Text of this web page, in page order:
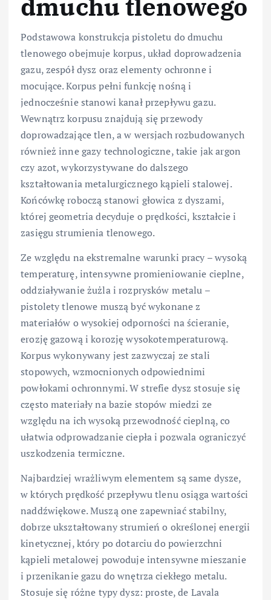
dmuchu tlenowego
Podstawowa konstrukcja pistoletu do dmuchu
tlenowego obejmuje korpus, układ doprowadzenia
gazu, zespół dysz oraz elementy ochronne i
mocujące. Korpus pełni funkcję nośną i
jednocześnie stanowi kanał przepływu gazu.
Wewnątrz korpusu znajdują się przewody
doprowadzające tlen, a w wersjach rozbudowanych
również inne gazy technologiczne, takie jak argon
czy azot, wykorzystywane do dalszego
kształtowania metalurgicznego kąpieli stalowej.
Końcówkę roboczą stanowi głowica z dyszami,
której geometria decyduje o prędkości, kształcie i
zasięgu strumienia tlenowego.
Ze względu na ekstremalne warunki pracy – wysoką
temperaturę, intensywne promieniowanie cieplne,
oddziaływanie żużla i rozprysków metalu –
pistolety tlenowe muszą być wykonane z
materiałów o wysokiej odporności na ścieranie,
erozję gazową i korozję wysokotemperaturową.
Korpus wykonywany jest zazwyczaj ze stali
stopowych, wzmocnionych odpowiednimi
powłokami ochronnymi. W strefie dysz stosuje się
często materiały na bazie stopów miedzi ze
względu na ich wysoką przewodność cieplną, co
ułatwia odprowadzanie ciepła i pozwala ograniczyć
uszkodzenia termiczne.
Najbardziej wrażliwym elementem są same dysze,
w których prędkość przepływu tlenu osiąga wartości
naddźwiękowe. Muszą one zapewniać stabilny,
dobrze ukształtowany strumień o określonej energii
kinetycznej, który po dotarciu do powierzchni
kąpieli metalowej powoduje intensywne mieszanie
i przenikanie gazu do wnętrza ciekłego metalu.
Stosuje się różne typy dysz: proste, de Lavala